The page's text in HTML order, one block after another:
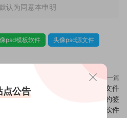
认为同意本申明
psd模板软件
头像psd源文件
件
签
下一篇
790头像psd素材源码模板源文件
QQ微信抖音快手小红书很火的签
名百家姓氏头像制作教程软件
点公告